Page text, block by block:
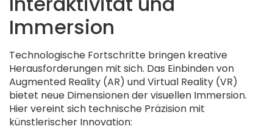
Immersion
Technologische Fortschritte bringen kreative
Herausforderungen mit sich. Das Einbinden von
Augmented Reality (AR) und Virtual Reality (VR)
bietet neue Dimensionen der visuellen Immersion.
Hier vereint sich technische Präzision mit
künstlerischer Innovation: